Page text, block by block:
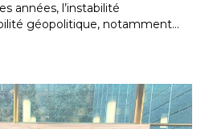
années, l’instabilité
géopolitique, notamment…